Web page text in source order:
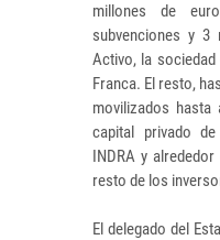
millones de
subvenciones y
Activo, la
Franca. El resto,
movilizados
capital privado
INDRA y
resto de los
El delegado del